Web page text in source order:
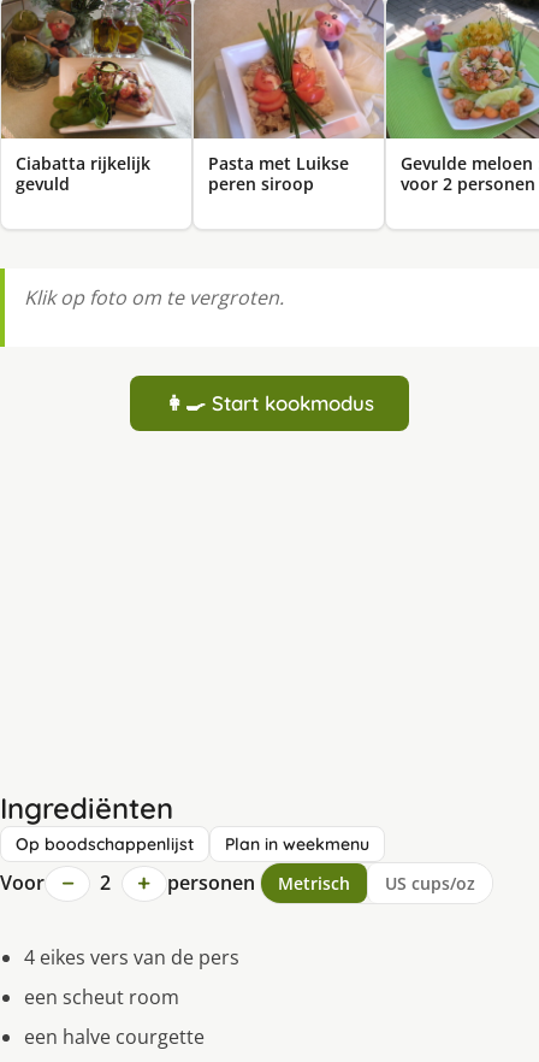
Ciabatta rijkelijk
gevuld
Pasta met Luikse
peren siroop
Gevulde meloen
voor 2 personen
Klik op foto om te vergroten.
👩‍🍳 Start kookmodus
Ingrediënten
Op boodschappenlijst Plan in weekmenu
Voor − 2 + personen Metrisch US cups/oz
4 eikes vers van de pers
een scheut room
een halve courgette